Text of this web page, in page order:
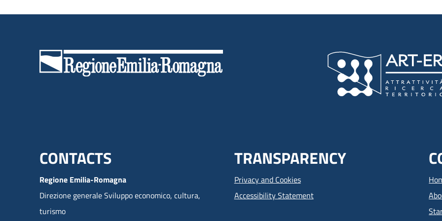
Menu footer inglese
CONTACTS
Regione Emilia-Romagna
Direzione generale Sviluppo economico, cultura,
turismo
TRANSPARENCY
Privacy and Cookies
Accessibility Statement